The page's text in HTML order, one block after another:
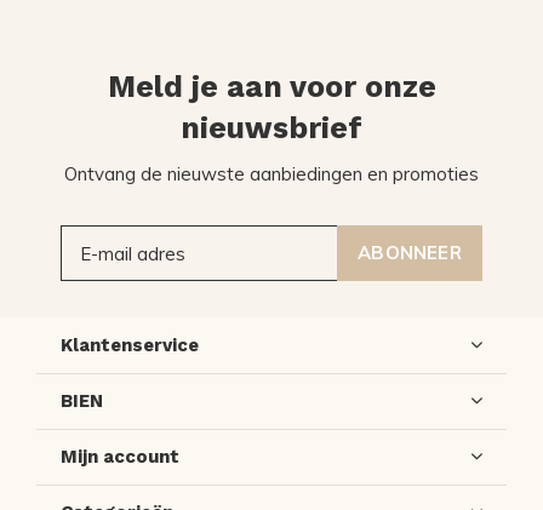
Meld je aan voor onze
nieuwsbrief
Ontvang de nieuwste aanbiedingen en promoties
ABONNEER
Klantenservice
BIEN
Mijn account